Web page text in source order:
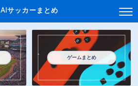
AIサッカーまとめ
ゲームまとめ